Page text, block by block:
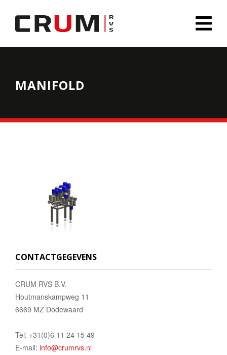
MANIFOLD
CONTACTGEGEVENS
CRUM RVS B.V.
Houtmanskampweg 11
6669 MZ Dodewaard
Tel: +31(0)6 11 24 15 49
E-mail: info@crumrvs.nl